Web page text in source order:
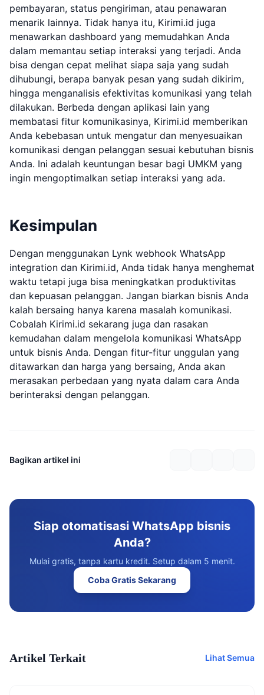
pembayaran, status pengiriman, atau penawaran
menarik lainnya. Tidak hanya itu, Kirimi.id juga
menawarkan dashboard yang memudahkan Anda
dalam memantau setiap interaksi yang terjadi. Anda
bisa dengan cepat melihat siapa saja yang sudah
dihubungi, berapa banyak pesan yang sudah dikirim,
hingga menganalisis efektivitas komunikasi yang telah
dilakukan. Berbeda dengan aplikasi lain yang
membatasi fitur komunikasinya, Kirimi.id memberikan
Anda kebebasan untuk mengatur dan menyesuaikan
komunikasi dengan pelanggan sesuai kebutuhan bisnis
Anda. Ini adalah keuntungan besar bagi UMKM yang
ingin mengoptimalkan setiap interaksi yang ada.
Kesimpulan
Dengan menggunakan Lynk webhook WhatsApp
integration dan Kirimi.id, Anda tidak hanya menghemat
waktu tetapi juga bisa meningkatkan produktivitas
dan kepuasan pelanggan. Jangan biarkan bisnis Anda
kalah bersaing hanya karena masalah komunikasi.
Cobalah Kirimi.id sekarang juga dan rasakan
kemudahan dalam mengelola komunikasi WhatsApp
untuk bisnis Anda. Dengan fitur-fitur unggulan yang
ditawarkan dan harga yang bersaing, Anda akan
merasakan perbedaan yang nyata dalam cara Anda
berinteraksi dengan pelanggan.
Bagikan artikel ini
Siap otomatisasi WhatsApp bisnis
Anda?
Mulai gratis, tanpa kartu kredit. Setup dalam 5 menit.
Coba Gratis Sekarang
Artikel Terkait Lihat Semua